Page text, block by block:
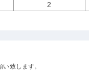
2
致します。